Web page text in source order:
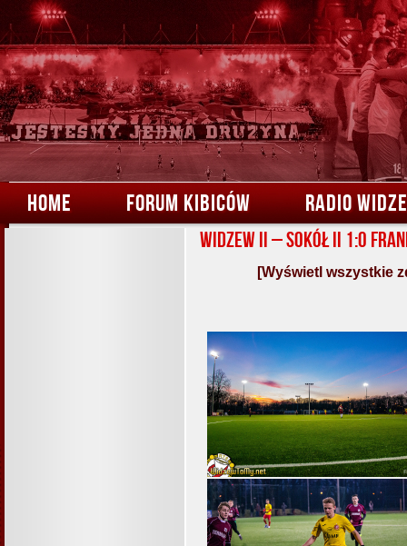
HOME FORUM KIBICÓW RADIO
Widzew II – Sokół II 1:0
[Wyświetl wszystkie